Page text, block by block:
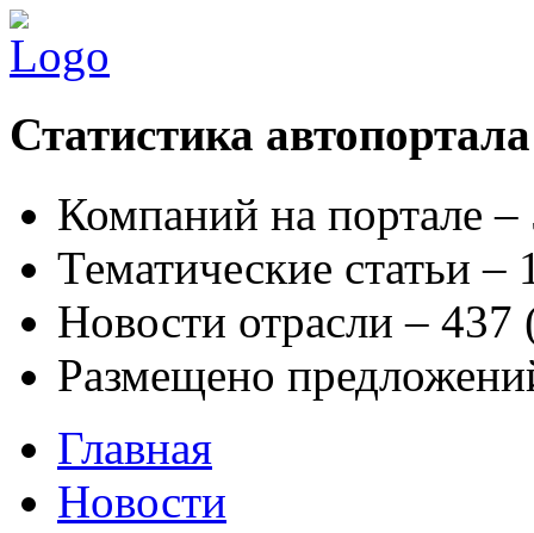
Статистика автопортала
Компаний на портале
Тематические статьи –
Новости отрасли – 437
Размещено
Главная
Новости